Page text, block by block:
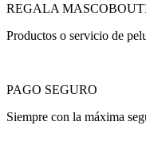
REGALA
Productos o servicio de
PAGO SEGURO
Siempre con la máxima